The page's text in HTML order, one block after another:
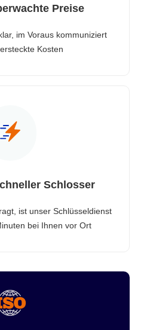
Preise
im Voraus kommuniziert
Kosten
Schlosser
ist unser Schlüsseldienst
bei Ihnen vor Ort